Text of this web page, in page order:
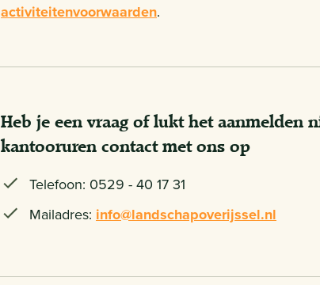
activiteitenvoorwaarden.
Heb je een vraag of lukt het aanmelden
kantooruren contact met ons op
Telefoon: 0529 - 40 17 31
Mailadres: info@landschapoverijssel.nl